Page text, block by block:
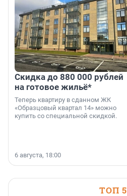
Скидка до 880 000 рублей
на готовое жильё*
Теперь квартиру в сданном ЖК
«Образцовый квартал 14» можно
купить со специальной скидкой.
6 августа, 18:00
ТОП 5